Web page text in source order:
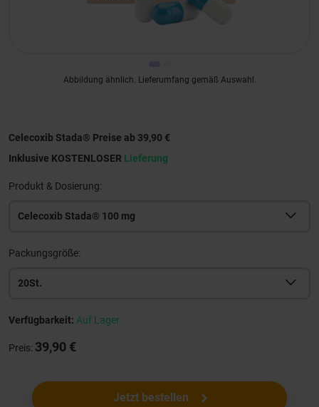
Abbildung ähnlich. Lieferumfang gemäß Auswahl.
Celecoxib Stada® Preise ab 39,90 €
Inklusive KOSTENLOSER Lieferung
Produkt & Dosierung:
Celecoxib Stada® 100 mg
Packungsgröße:
20St.
Verfügbarkeit: Auf Lager
Preis: 39,90 €
Jetzt bestellen